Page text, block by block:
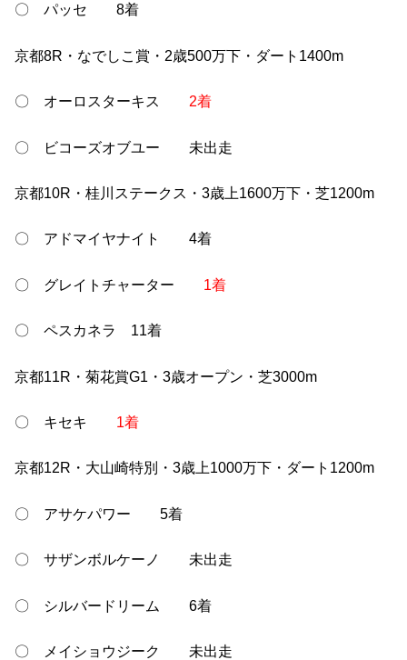
〇 パッセ 8着
京都8R・なでしこ賞・2歳500万下・ダート1400m
〇 オーロスターキス 2着
〇 ビコーズオブユー 未出走
京都10R・桂川ステークス・3歳上1600万下・芝1200m
〇 アドマイヤナイト 4着
〇 グレイトチャーター 1着
〇 ペスカネラ 11着
京都11R・菊花賞G1・3歳オープン・芝3000m
〇 キセキ 1着
京都12R・大山崎特別・3歳上1000万下・ダート1200m
〇 アサケパワー 5着
〇 サザンボルケーノ 未出走
〇 シルバードリーム 6着
〇 メイショウジーク 未出走